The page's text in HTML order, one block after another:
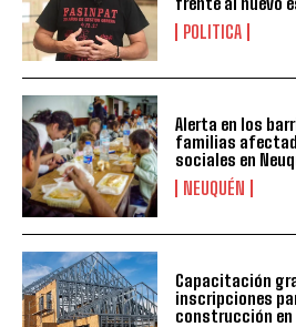
POLITICA
Alerta en los
familias
sociales en
NEUQUÉN
Capacitación
inscripciones
construcción en